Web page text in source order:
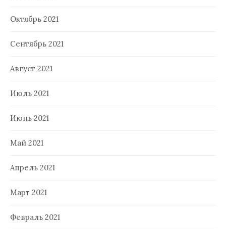
Октябрь 2021
Сентябрь 2021
Август 2021
Июль 2021
Июнь 2021
Май 2021
Апрель 2021
Март 2021
Февраль 2021